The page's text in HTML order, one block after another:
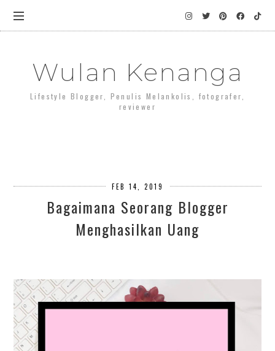
Wulan Kenanga
Lifestyle Blogger, Penulis Melankolis, fotografer,
reviewer
FEB 14, 2019
Bagaimana Seorang Blogger
Menghasilkan Uang